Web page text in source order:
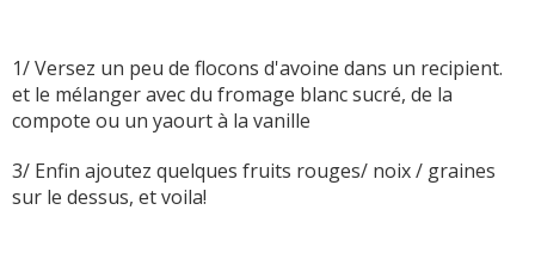
1/ Versez un peu de flocons d'avoine dans un recipient.
et le mélanger avec du fromage blanc sucré, de la
compote ou un yaourt à la vanille
3/ Enfin ajoutez quelques fruits rouges/ noix / graines
sur le dessus, et voila!